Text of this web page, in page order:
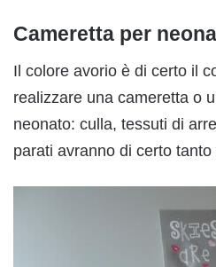
Cameretta per
Il colore avorio è di certo il
realizzare una cameretta o
neonato: culla, tessuti di
parati avranno di certo